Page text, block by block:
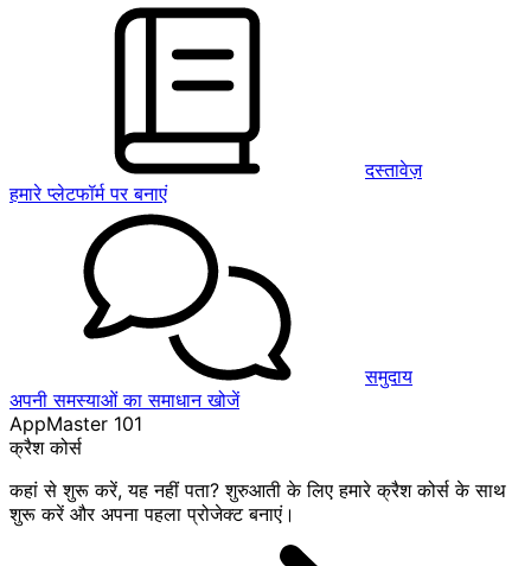
दस्तावेज़
हमारे प्लेटफॉर्म पर बनाएं
समुदाय
अपनी समस्याओं का समाधान खोजें
AppMaster 101
क्रैश कोर्स
कहां से शुरू करें, यह नहीं पता? शुरुआती के लिए हमारे क्रैश कोर्स के साथ
शुरू करें और अपना पहला प्रोजेक्ट बनाएं।